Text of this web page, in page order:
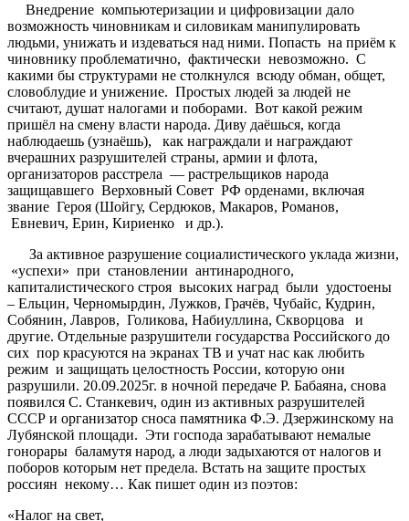
Внедрение компьютеризации и цифровизации дало
возможность чиновникам и силовикам манипулировать
людьми, унижать и издеваться над ними. Попасть на приём к
чиновнику проблематично, фактически невозможно. С
какими бы структурами не столкнулся всюду обман, общет,
словоблудие и унижение. Простых людей за людей не
считают, душат налогами и поборами. Вот какой режим
пришёл на смену власти народа. Диву даёшься, когда
наблюдаешь (узнаёшь), как награждали и награждают
вчерашних разрушителей страны, армии и флота,
организаторов расстрела — растрельщиков народа
защищавшего Верховный Совет РФ орденами, включая
звание Героя (Шойгу, Сердюков, Макаров, Романов,
Евневич, Ерин, Кириенко и др.).
За активное разрушение социалистического уклада жизни,
«успехи» при становлении антинародного,
капиталистического строя высоких наград были удостоены
– Ельцин, Черномырдин, Лужков, Грачёв, Чубайс, Кудрин,
Собянин, Лавров, Голикова, Набиуллина, Скворцова и
другие. Отдельные разрушители государства Российского до
сих пор красуются на экранах ТВ и учат нас как любить
режим и защищать целостность России, которую они
разрушили. 20.09.2025г. в ночной передаче Р. Бабаяна, снова
появился С. Станкевич, один из активных разрушителей
СССР и организатор сноса памятника Ф.Э. Дзержинскому на
Лубянской площади. Эти господа зарабатывают немалые
гонорары баламутя народ, а люди задыхаются от налогов и
поборов которым нет предела. Встать на защите простых
россиян некому… Как пишет один из поэтов:
«Налог на свет,